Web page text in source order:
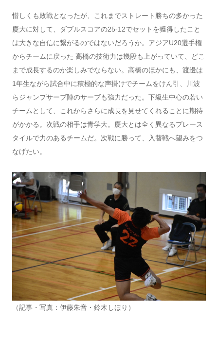
惜しくも敗戦となったが、これまでストレート勝ちの多かった
慶大に対して、ダブルスコアの25-12でセットを獲得したこと
は大きな自信に繋がるのではないだろうか。アジアU20選手権
からチームに戻った 高橋の技術力は幾段も上がっていて、どこ
まで成長するのか楽しみでならない。高橋のほかにも、渡邊は
1年生ながら試合中に積極的な声掛けでチームをけん引、川波
らジャンプサーブ陣のサーブも強力だった。下級生中心の若い
チームとして、これからさらに成長を見せてくれることに期待
がかかる。次戦の相手は青学大。慶大とは全く異なるプレース
タイルで力のあるチームだ。次戦に勝って、入替戦へ望みをつ
なげたい。
（記事・写真：伊藤朱音・鈴木しほり）